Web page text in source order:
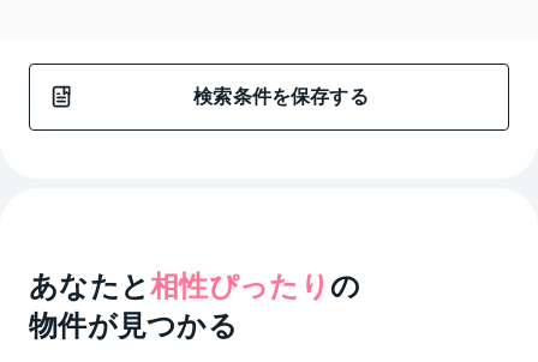
検索条件を保存する
あなたと相性ぴったり の
物件が見つかる